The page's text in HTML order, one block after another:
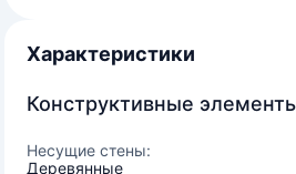
Характеристики
Конструктивные
Несущие стены:
Деревянные